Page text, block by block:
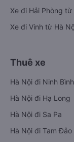
Xe đi Hải Phòng từ
Xe đi Vinh từ Hà
Thuê xe
Hà Nội đi Ninh Bình
Hà Nội đi Hạ Long
Hà Nội đi Sa Pa
Hà Nội đi Tam Đảo